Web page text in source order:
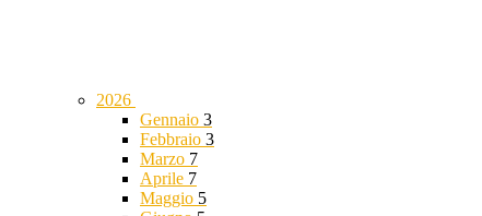
2026
Gennaio 3
Febbraio 3
Marzo 7
Aprile 7
Maggio 5